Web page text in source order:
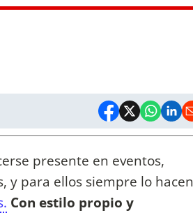
presente en eventos,
y para ellos siempre lo hacen
Con estilo propio y